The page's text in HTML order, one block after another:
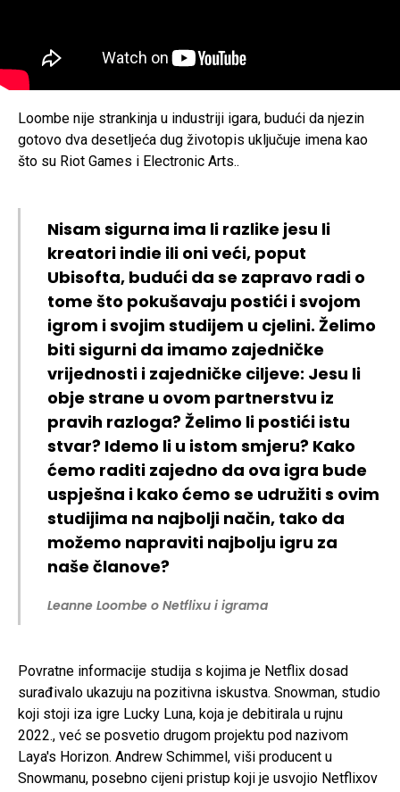
Loombe nije strankinja u industriji igara, budući da njezin
gotovo dva desetljeća dug životopis uključuje imena kao
što su Riot Games i Electronic Arts..
Nisam sigurna ima li razlike jesu li
kreatori indie ili oni veći, poput
Ubisofta, budući da se zapravo radi o
tome što pokušavaju postići i svojom
igrom i svojim studijem u cjelini. Želimo
biti sigurni da imamo zajedničke
vrijednosti i zajedničke ciljeve: Jesu li
obje strane u ovom partnerstvu iz
pravih razloga? Želimo li postići istu
stvar? Idemo li u istom smjeru? Kako
ćemo raditi zajedno da ova igra bude
uspješna i kako ćemo se udružiti s ovim
studijima na najbolji način, tako da
možemo napraviti najbolju igru ​​za
naše članove?
Leanne Loombe o Netflixu i igrama
Povratne informacije studija s kojima je Netflix dosad
surađivalo ukazuju na pozitivna iskustva. Snowman, studio
koji stoji iza igre Lucky Luna, koja je debitirala u rujnu
2022., već se posvetio drugom projektu pod nazivom
Laya's Horizon. Andrew Schimmel, viši producent u
Snowmanu, posebno cijeni pristup koji je usvojio Netflixov